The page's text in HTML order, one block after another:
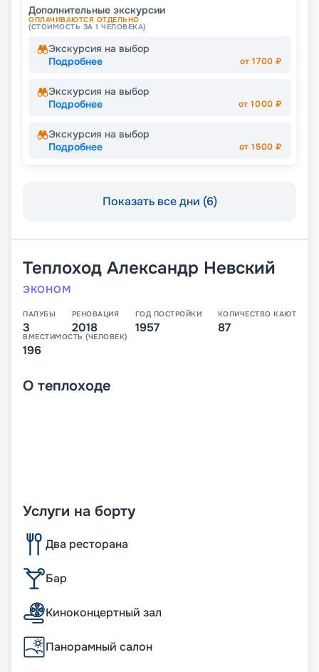
Дополнительные экскурсии
ОПЛАЧИВАЮТСЯ ОТДЕЛЬНО
(СТОИМОСТЬ ЗА 1 ЧЕЛОВЕКА)
Экскурсия на выбор
Подробнее
от1700 ₽
Экскурсия на выбор
Подробнее
от1000 ₽
Экскурсия на выбор
Подробнее
от1500 ₽
Показать все дни (6)
Теплоход Александр Невский
ЭКОНОМ
ПАЛУБЫ
3
РЕНОВАЦИЯ
2018
ГОД ПОСТРОЙКИ
1957
КОЛИЧЕСТВО КАЮТ
87
ВМЕСТИМОСТЬ (ЧЕЛОВЕК)
196
О теплоходе
Услуги на борту
Два ресторана
Бар
Киноконцертный зал
Панорамный салон